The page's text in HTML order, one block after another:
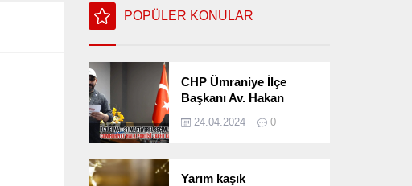
POPÜLER KONULAR
CHP Ümraniye İlçe
Başkanı Av. Hakan
Seçimlerini
24.04.2024 0
Yarım kaşık